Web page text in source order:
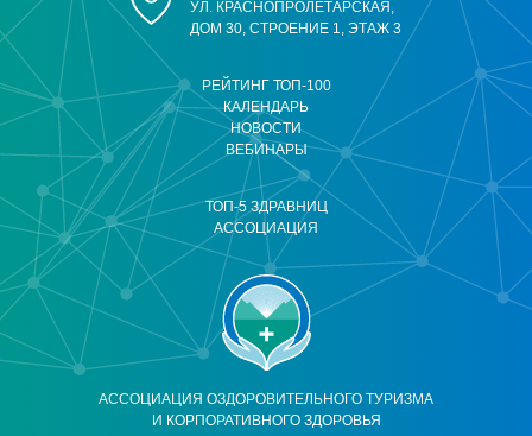
АССОЦИАЦИЯ ОЗДОРОВИТЕЛЬНОГО ТУРИЗМА
И КОРПОРАТИВНОГО ЗДОРОВЬЯ
РЕЙТИНГ ТОП-100
КАЛЕНДАРЬ
НОВОСТИ
ВЕБИНАРЫ
ТОП-5 ЗДРАВНИЦ
АССОЦИАЦИЯ
УЛ. КРАСНОПРОЛЕТАРСКАЯ,
ДОМ 30, СТРОЕНИЕ 1, ЭТАЖ 3